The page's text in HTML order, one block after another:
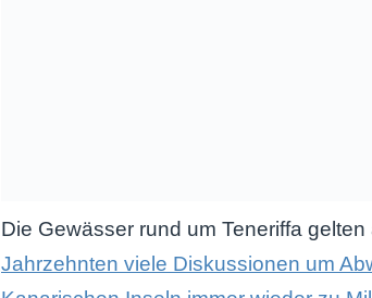
Die Gewässer rund um Teneriffa
Jahrzehnten viele Diskussionen um